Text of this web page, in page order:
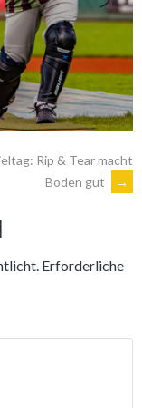
Rip & Tear macht
Boden gut
→
Erforderliche